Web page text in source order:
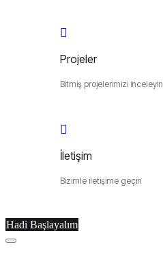
Projeler
Bitmiş projelerimizi inceleyin
İletişim
Bizimle iletişime geçin
Hadi Başlayalım
Menu